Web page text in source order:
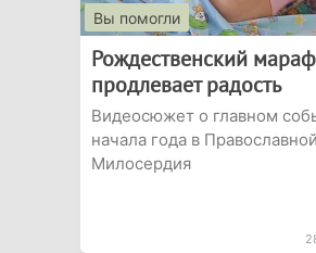
Вы помогли
Рождественский
продлевает радость
Видеосюжет о главном
начала года в
Милосердия